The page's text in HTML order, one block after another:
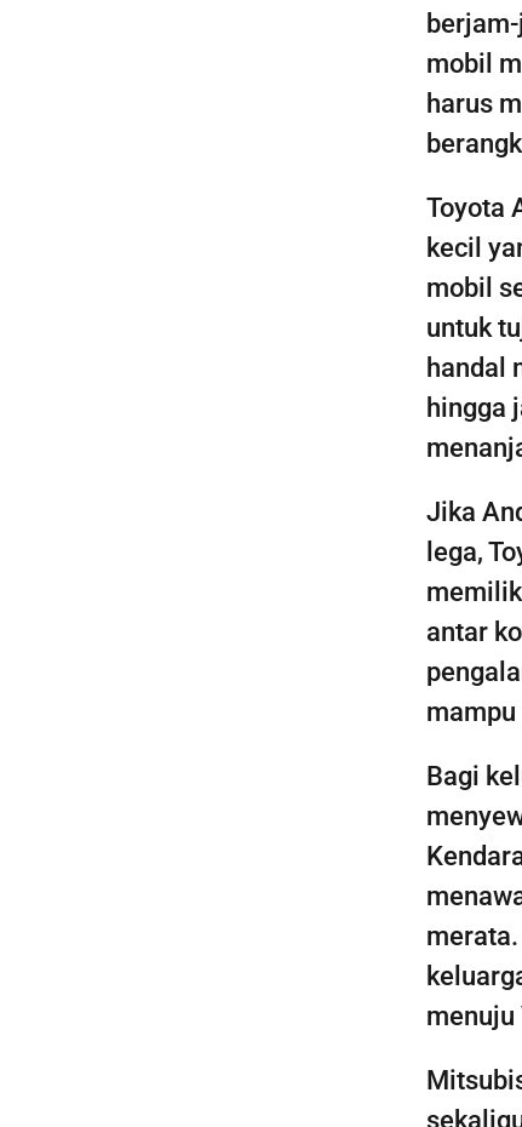
mobil
harus
Toyota
kecil
mobil
untuk
handal
hingga
Jika
lega,
antar
mampu
Bagi
menuju